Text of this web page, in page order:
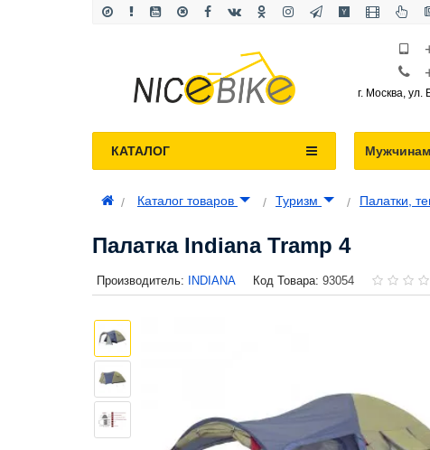
г. Москва, ул.
Мужчинам
КАТАЛОГ
Каталог товаров Туризм Палатки,
Палатка Indiana Tramp 4
Производитель: INDIANA Код Товара: 93054